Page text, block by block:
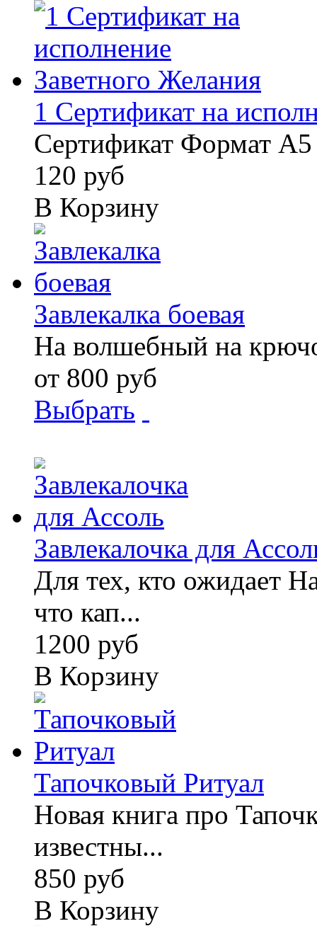
1 Сертификат на
Сертификат Формат А5
120 руб
В Корзину
Завлекалка боевая
На волшебный на
от 800 руб
Выбрать
Завлекалочка для
Для тех, кто ожидает
что кап...
1200 руб
В Корзину
Тапочковый Ритуал
Новая книга про
известны...
850 руб
В Корзину